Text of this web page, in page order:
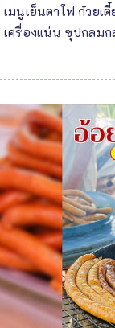
เมนูเย็นตาโฟ ก๋วยเ
เครื่องแน่น ซุปกลมก